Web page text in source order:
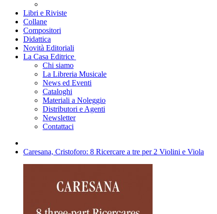
Libri e Riviste
Collane
Compositori
Didattica
Novità Editoriali
La Casa Editrice
Chi siamo
La Libreria Musicale
News ed Eventi
Cataloghi
Materiali a Noleggio
Distributori e Agenti
Newsletter
Contattaci
Caresana, Cristoforo: 8 Ricercare a tre per 2 Violini e Viola